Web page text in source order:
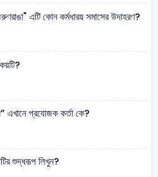
এটি কোন কর্মধারয় সমাসের উদাহরণ?
এখানে প্রযোজক কর্তা কে?
শুদ্ধরূপ লিখুন?